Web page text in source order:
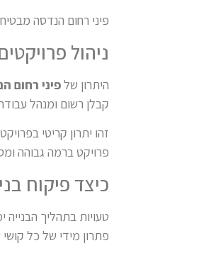
פיני רחום הנדסה
ניהול
היתרון שלפיני רחום
קבלן רשום ומנהל
זהו יתרון קריטי
פרויקט ברמה גבוהה
כיצד פיקוח
טעויות בתהליך
פתרון מידי של כל